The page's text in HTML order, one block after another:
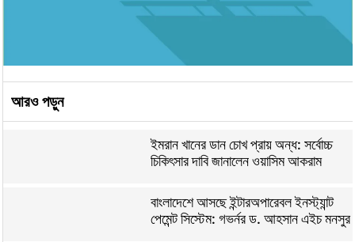
আরও পড়ুন
ইমরান খানের ডান চোখ প্রায় অন্ধ: সর্বোচ্চ
চিকিৎসার দাবি জানালেন ওয়াসিম আকরাম
বাংলাদেশে আসছে ইন্টারঅপারেবল ইনস্ট্যান্ট
পেমেন্ট সিস্টেম: গভর্নর ড. আহসান এইচ মনসুর